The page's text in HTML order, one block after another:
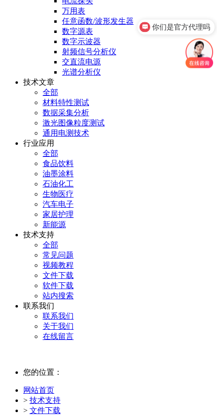
万用表
任意函数/波形发生器
数字源表
数字示波器
射频信号分析仪
交直流电源
光谱分析仪
技术文章
全部
材料特性测试
数据采集分析
激光图像粒度测试
通用电测技术
行业应用
全部
食品饮料
油墨涂料
石油化工
生物医疗
汽车电子
家居护理
新能源
技术支持
全部
常见问题
视频教程
文件下载
软件下载
站内搜索
联系我们
联系我们
关于我们
在线留言
您的位置：
网站首页
> 技术支持
> 文件下载
你们是官方代理吗